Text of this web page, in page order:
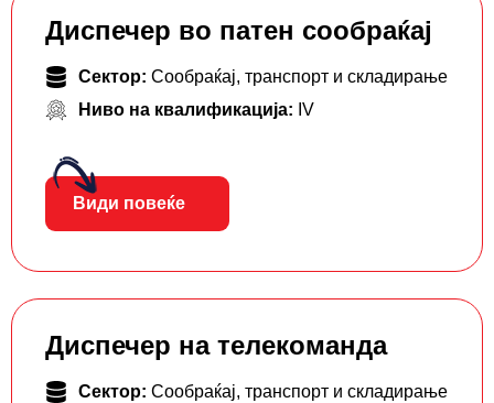
Диспечер во патен сообраќај
Сектор: Сообраќај, транспорт и складирање
Ниво на квалификација: IV
Види повеќе
Диспечер на телекоманда
Сектор: Сообраќај, транспорт и складирање